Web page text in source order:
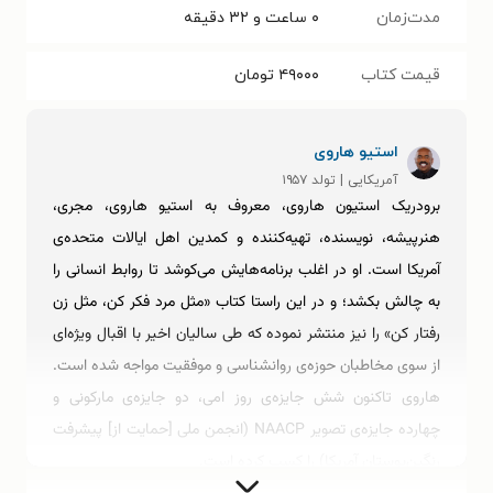
مدت‌زمان ۰ ساعت و ۳۲ دقیقه
قیمت کتاب ۴۹۰۰۰ تومان
استیو هاروی
آمریکایی | تولد ۱۹۵۷
برودریک استیون هاروی، معروف به استیو هاروی، مجری،
هنرپیشه، نویسنده، تهیه‌کننده و کمدین اهل ایالات متحده‌ی
آمریکا است. او در اغلب برنامه‌هایش می‌کوشد تا روابط انسانی را
به چالش بکشد؛ و در این راستا کتاب «مثل مرد فکر کن، مثل زن
رفتار کن» را نیز منتشر نموده که طی سالیان اخیر با اقبال ویژه‌ای
از سوی مخاطبان حوزه‌ی روانشناسی و موفقیت مواجه شده است.
هاروی تاکنون شش جایزه‌ی روز امی، دو جایزه‌ی مارکونی و
چهارده جایزه‌ی تصویر NAACP (انجمن ملی [حمایت از] پیشرفت